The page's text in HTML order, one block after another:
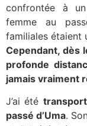
confrontée à
femme au
familiales étaient
Cependant, dès
profonde
jamais vraiment
J’ai été
passé d’Uma.